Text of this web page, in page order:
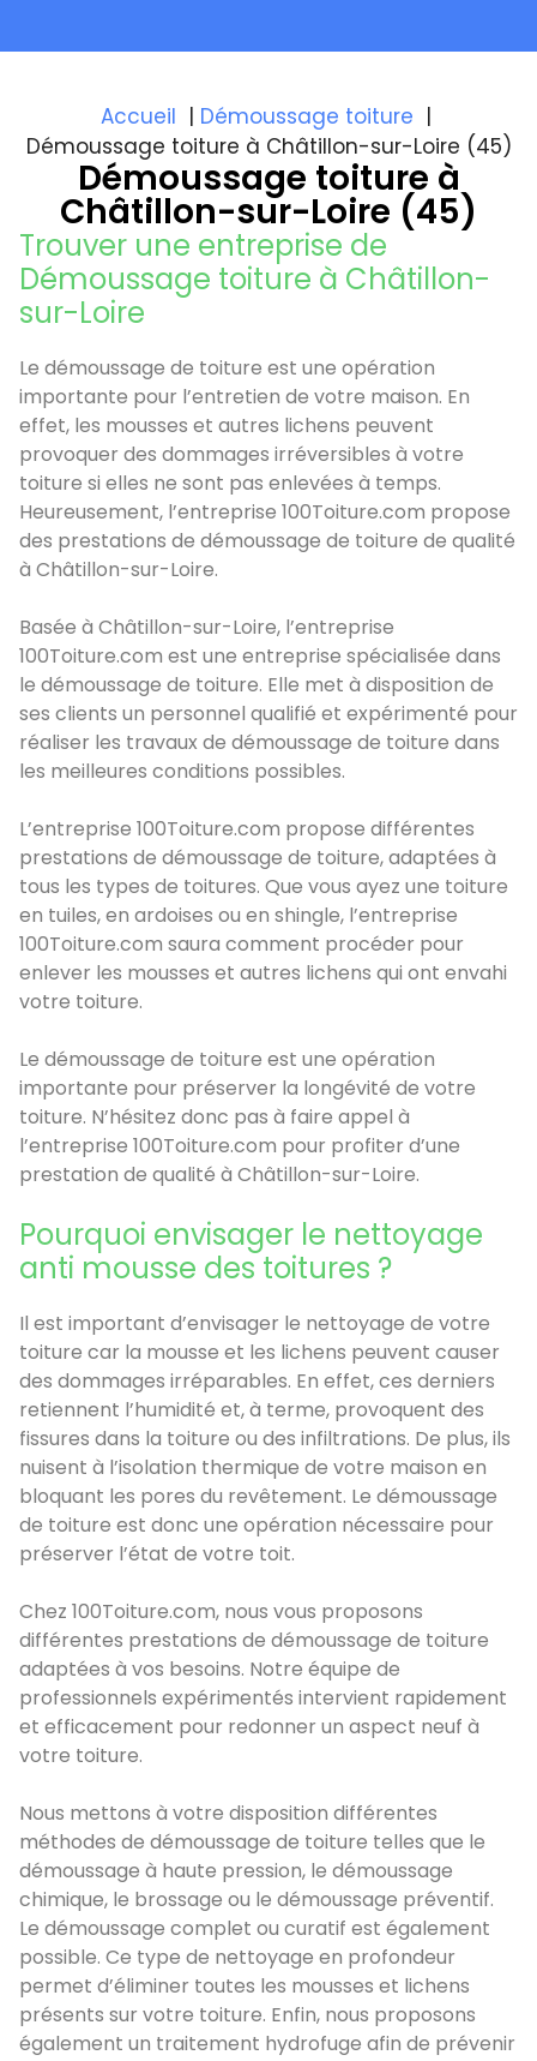
Accueil
Démoussage toiture
Démoussage toiture à Châtillon-sur-Loire (45)
Démoussage toiture à
Châtillon-sur-Loire (45)
Trouver une entreprise de
Démoussage toiture à Châtillon-
sur-Loire
Le démoussage de toiture est une opération
importante pour l’entretien de votre maison. En
effet, les mousses et autres lichens peuvent
provoquer des dommages irréversibles à votre
toiture si elles ne sont pas enlevées à temps.
Heureusement, l’entreprise 100Toiture.com propose
des prestations de démoussage de toiture de qualité
à Châtillon-sur-Loire.
Basée à Châtillon-sur-Loire, l’entreprise
100Toiture.com est une entreprise spécialisée dans
le démoussage de toiture. Elle met à disposition de
ses clients un personnel qualifié et expérimenté pour
réaliser les travaux de démoussage de toiture dans
les meilleures conditions possibles.
L’entreprise 100Toiture.com propose différentes
prestations de démoussage de toiture, adaptées à
tous les types de toitures. Que vous ayez une toiture
en tuiles, en ardoises ou en shingle, l’entreprise
100Toiture.com saura comment procéder pour
enlever les mousses et autres lichens qui ont envahi
votre toiture.
Le démoussage de toiture est une opération
importante pour préserver la longévité de votre
toiture. N’hésitez donc pas à faire appel à
l’entreprise 100Toiture.com pour profiter d’une
prestation de qualité à Châtillon-sur-Loire.
Pourquoi envisager le nettoyage
anti mousse des toitures ?
Il est important d’envisager le nettoyage de votre
toiture car la mousse et les lichens peuvent causer
des dommages irréparables. En effet, ces derniers
retiennent l’humidité et, à terme, provoquent des
fissures dans la toiture ou des infiltrations. De plus, ils
nuisent à l’isolation thermique de votre maison en
bloquant les pores du revêtement. Le démoussage
de toiture est donc une opération nécessaire pour
préserver l’état de votre toit.
Chez 100Toiture.com, nous vous proposons
différentes prestations de démoussage de toiture
adaptées à vos besoins. Notre équipe de
professionnels expérimentés intervient rapidement
et efficacement pour redonner un aspect neuf à
votre toiture.
Nous mettons à votre disposition différentes
méthodes de démoussage de toiture telles que le
démoussage à haute pression, le démoussage
chimique, le brossage ou le démoussage préventif.
Le démoussage complet ou curatif est également
possible. Ce type de nettoyage en profondeur
permet d’éliminer toutes les mousses et lichens
présents sur votre toiture. Enfin, nous proposons
également un traitement hydrofuge afin de prévenir